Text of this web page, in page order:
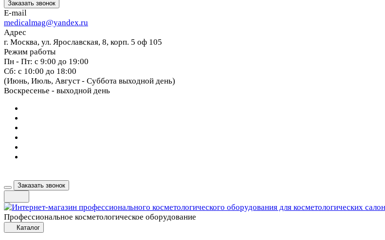
Заказать звонок
E-mail
medicalmag@yandex.ru
Адрес
г. Москва, ул. Ярославская, 8, корп. 5 оф 105
Режим работы
Пн - Пт: с 9:00 до 19:00
Сб: с 10:00 до 18:00
(Июнь, Июль, Август - Суббота выходной день)
Воскресенье - выходной день
Заказать звонок
Профессиональное косметологическое оборудование
Каталог